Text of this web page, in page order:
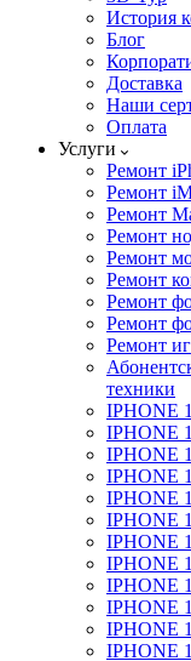
История
Блог
Доставка
Наши
Оплата
Услуги
Ремонт
Ремонт
Ремонт
Ремонт
Ремонт
Ремонт
Ремонт
Ремонт
Ремонт
техники
IPHONE
IPHONE
IPHONE
IPHONE
IPHONE
IPHONE
IPHONE
IPHONE
IPHONE
IPHONE
IPHONE
IPHONE